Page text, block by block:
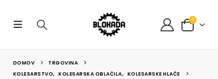
0
DOMOV
TRGOVINA
KOLESARSTVO, KOLESARSKA OBLAČILA, KOLESARSKE HLAČE